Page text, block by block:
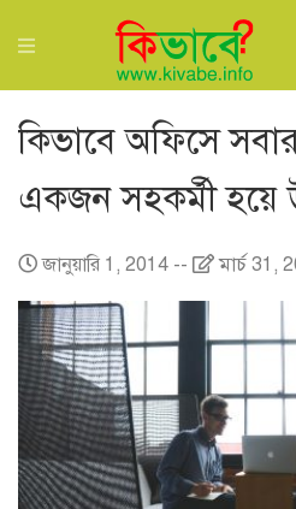
কিভাবে অফিসে
একজন সহকর্মী হয়ে
জানুয়ারি 1, 2014 -- মার্চ 31,